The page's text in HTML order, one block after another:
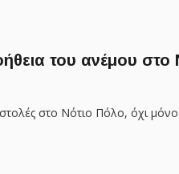
του ανέμου στο
στο Νότιο Πόλο, όχι μόνο